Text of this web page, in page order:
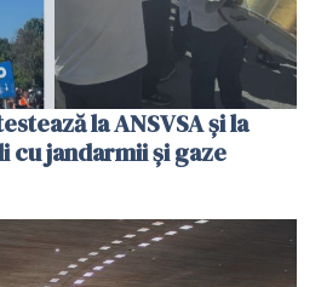
la ANSVSA și la
cu jandarmii și gaze